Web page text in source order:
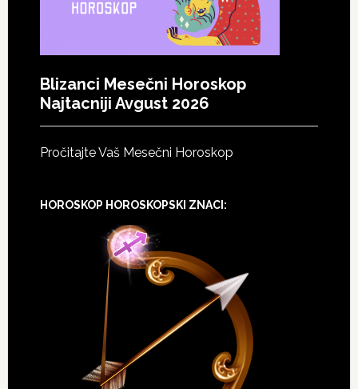
Blizanci Mesečni Horoskop
Najtacniji Avgust 2026
Pročitajte Vaš Mesečni Horoskop
HOROSKOP HOROSKOPSKI ZNACI: